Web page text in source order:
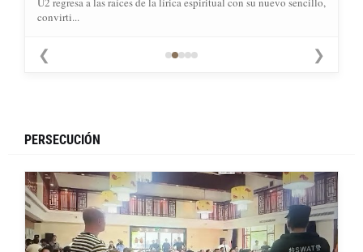
convirti...
❮ ❯
PERSECUCIÓN